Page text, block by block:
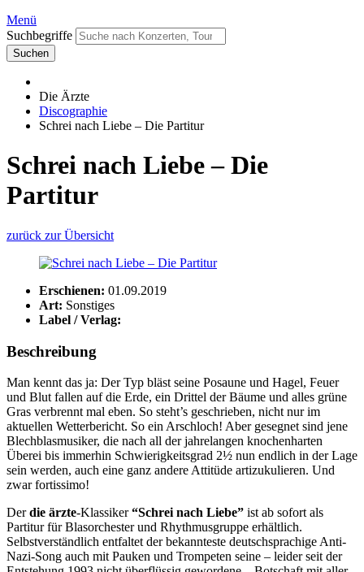
Menü
Suchbegriffe
Suchen
Die Ärzte
Discographie
Schrei nach Liebe – Die Partitur
Schrei nach Liebe – Die
Partitur
zurück zur Übersicht
Erschienen: 01.09.2019
Art: Sonstiges
Label / Verlag:
Beschreibung
Man kennt das ja: Der Typ bläst seine Posaune und Hagel, Feuer
und Blut fallen auf die Erde, ein Drittel der Bäume und alles grüne
Gras verbrennt mal eben. So steht’s geschrieben, nicht nur im
aktuellen Wetterbericht. So ein Arschloch! Aber gesegnet sind jene
Blechblasmusiker, die nach all der jahrelangen knochenharten
Überei bis immerhin Schwierigkeitsgrad 2½ nun endlich in der Lage
sein werden, auch eine ganz andere Attitüde artizukulieren. Und
zwar fortissimo!
Derdie ärzte-Klassiker“Schrei nach Liebe” ist ab sofort als
Partitur für Blasorchester und Rhythmusgruppe erhältlich.
Selbstverständlich entfaltet der bekannteste deutschsprachige Anti-
Nazi-Song auch mit Pauken und Trompeten seine – leider seit der